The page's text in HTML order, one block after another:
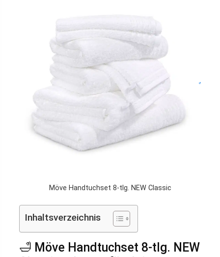
Möve Handtuchset 8-tlg. NEW Classic
Inhaltsverzeichnis
🛁 Möve Handtuchset 8-tlg. NEW